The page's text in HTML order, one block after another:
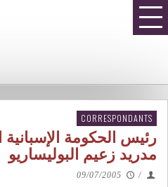
CORRESPONDANTS
رئيس الحكومة
مدريد زعيم البوليساريو
/
09/07/2005